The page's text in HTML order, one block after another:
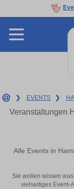
❯ EVENTS ❯
Veranstaltungen
Alle Events in
Sie wollen wissen
vielseitiges Event-